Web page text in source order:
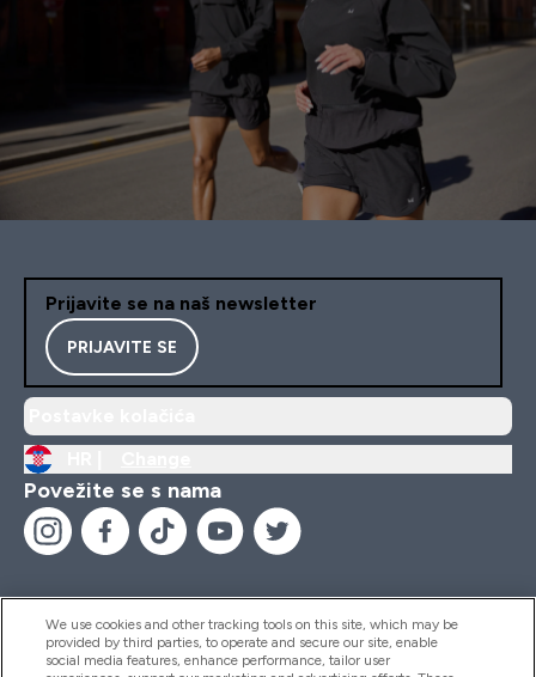
Prijavite se na naš newsletter
PRIJAVITE SE
Povežite se s nama
Pomoć I Informacije
We use cookies and other tracking tools on this site, which may be
provided by third parties, to operate and secure our site, enable
social media features, enhance performance, tailor user